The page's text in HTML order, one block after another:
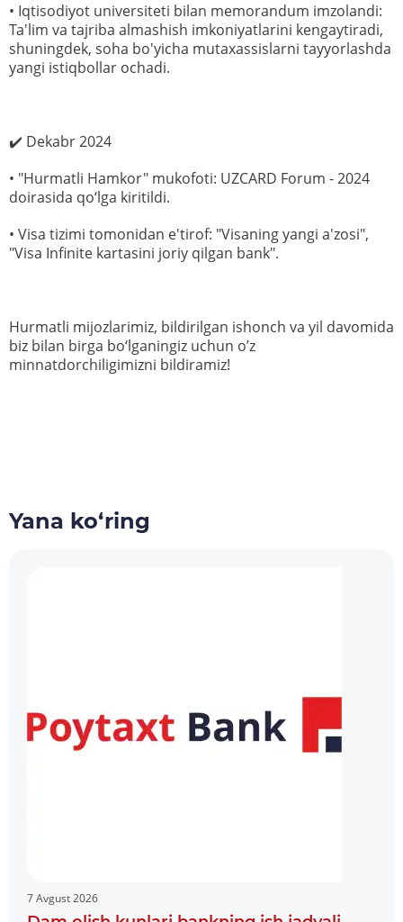
• Iqtisodiyot universiteti bilan memorandum imzolandi:
Ta'lim va tajriba almashish imkoniyatlarini kengaytiradi,
shuningdek, soha bo'yicha mutaxassislarni tayyorlashda
yangi istiqbollar ochadi.
✔️ Dekabr 2024
• "Hurmatli Hamkor" mukofoti: UZCARD Forum - 2024
doirasida qo‘lga kiritildi.
• Visa tizimi tomonidan e'tirof: "Visaning yangi a'zosi",
"Visa Infinite kartasini joriy qilgan bank".
Hurmatli mijozlarimiz, bildirilgan ishonch va yil davomida
biz bilan birga bo‘lganingiz uchun o’z
minnatdorchiligimizni bildiramiz!
Yana ko‘ring
7 Avgust 2026